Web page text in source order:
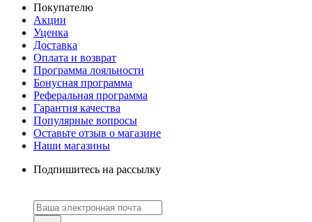
Покупателю
Акции
Уценка
Доставка
Оплата и возврат
Программа лояльности
Бонусная программа
Реферальная программа
Гарантия качества
Популярные вопросы
Оставьте отзыв о магазине
Наши магазины
Подпишитесь на рассылку